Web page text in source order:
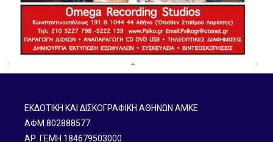
ΕΚΔΟΤΙΚΗ ΚΑΙ ΔΙΣΚΟΓΡΑΦΙΚΗ ΑΘΗΝΩΝ ΑΜΚΕ
ΑΦΜ 802888577
ΑΡ. ΓΕΜΗ 184679503000